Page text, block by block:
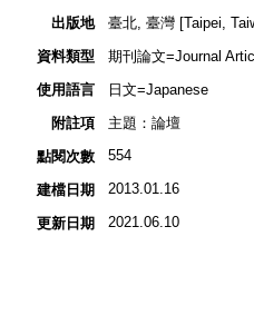
出版地
臺北, 臺灣 [Taipei,
資料類型
期刊論文=Journal
使用語言
日文=Japanese
附註項
主題：論壇
點閱次數
554
建檔日期 2013.01.16
更新日期 2021.06.10